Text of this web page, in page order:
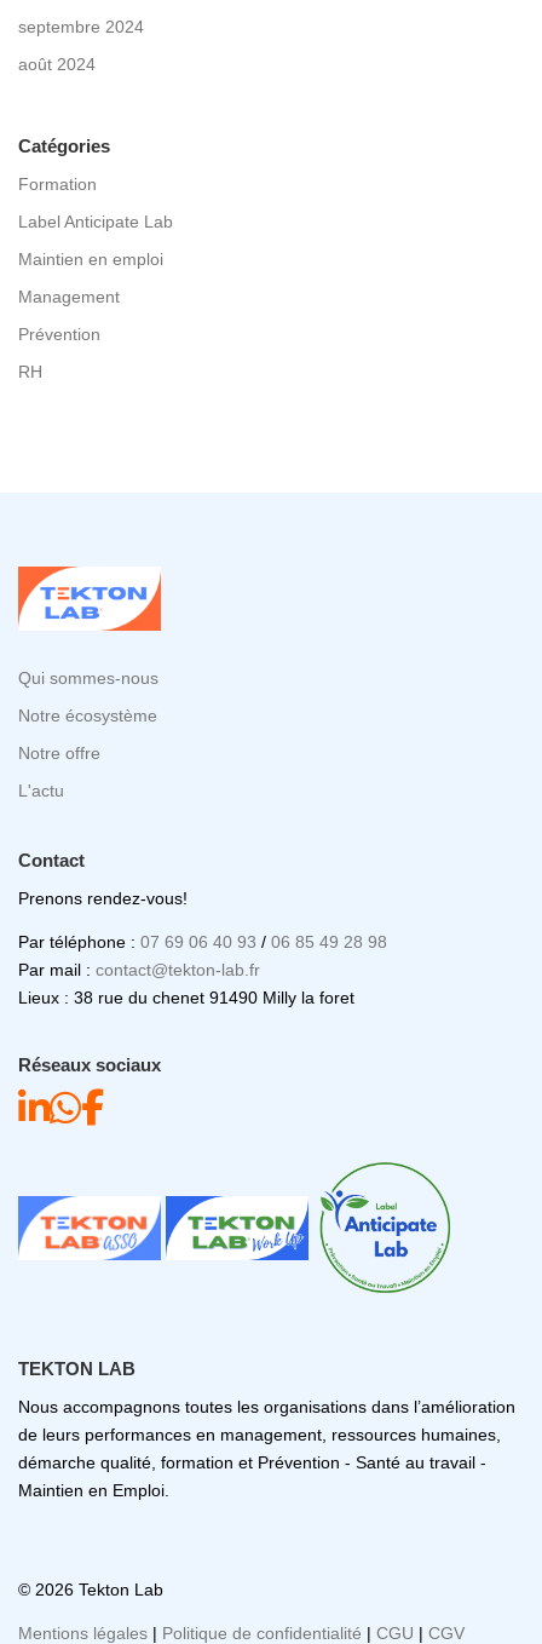
septembre 2024
août 2024
Catégories
Formation
Label Anticipate Lab
Maintien en emploi
Management
Prévention
RH
Qui sommes-nous
Notre écosystème
Notre offre
L'actu
Contact
Prenons rendez-vous!
Par téléphone : 07 69 06 40 93 / 06 85 49 28 98
Par mail : contact@tekton-lab.fr
Lieux : 38 rue du chenet 91490 Milly la foret
Réseaux sociaux
TEKTON LAB
Nous accompagnons toutes les organisations dans l’amélioration
de leurs performances en management, ressources humaines,
démarche qualité, formation et Prévention - Santé au travail -
Maintien en Emploi.
© 2026 Tekton Lab
Mentions légales | Politique de confidentialité | CGU | CGV